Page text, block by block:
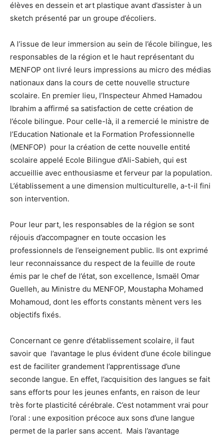
élèves en dessein et art plastique avant d’assister à un
sketch présenté par un groupe d’écoliers.
A l’issue de leur immersion au sein de l’école bilingue, les
responsables de la région et le haut représentant du
MENFOP ont livré leurs impressions au micro des médias
nationaux dans la cours de cette nouvelle structure
scolaire. En premier lieu, l’Inspecteur Ahmed Hamadou
Ibrahim a affirmé sa satisfaction de cette création de
l’école bilingue. Pour celle-là, il a remercié le ministre de
l’Education Nationale et la Formation Professionnelle
(MENFOP) pour la création de cette nouvelle entité
scolaire appelé Ecole Bilingue d’Ali-Sabieh, qui est
accueillie avec enthousiasme et ferveur par la population.
L’établissement a une dimension multiculturelle, a-t-il fini
son intervention.
Pour leur part, les responsables de la région se sont
réjouis d’accompagner en toute occasion les
professionnels de l’enseignement public. Ils ont exprimé
leur reconnaissance du respect de la feuille de route
émis par le chef de l’état, son excellence, Ismaël Omar
Guelleh, au Ministre du MENFOP, Moustapha Mohamed
Mohamoud, dont les efforts constants mènent vers les
objectifs fixés.
Concernant ce genre d’établissement scolaire, il faut
savoir que l’avantage le plus évident d’une école bilingue
est de faciliter grandement l’apprentissage d’une
seconde langue. En effet, l’acquisition des langues se fait
sans efforts pour les jeunes enfants, en raison de leur
très forte plasticité cérébrale. C’est notamment vrai pour
l’oral : une exposition précoce aux sons d’une langue
permet de la parler sans accent. Mais l’avantage